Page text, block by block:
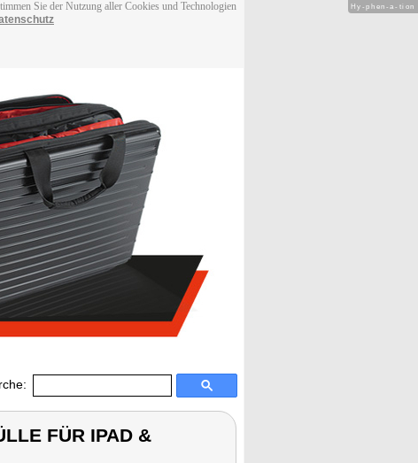
Sie der Nutzung aller Cookies und Technologien
FÜR IPAD &
Hy-phen-a-tion